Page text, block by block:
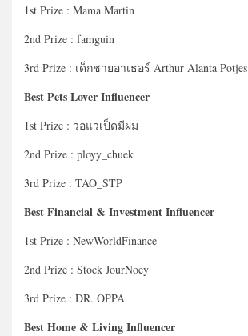
1st Prize : Mama.Martin
2nd Prize : famguin
3rd Prize : เด็กชายอาเธอร์ Arthur Alanta Potjes
Best Pets Lover Influencer
1st Prize : วอแวเป็ดมีผม
2nd Prize : ployy_chuek
3rd Prize : TAO_STP
Best Financial & Investment Influencer
1st Prize : NewWorldFinance
2nd Prize : Stock JourNoey
3rd Prize : DR. OPPA
Best Home & Living Influencer